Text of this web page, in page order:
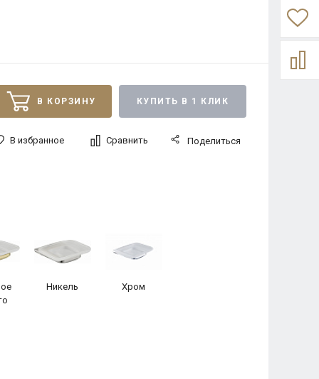
В КОРЗИНУ КУПИТЬ В 1 КЛИК
В избранное Сравнить Поделиться
Никель Хром